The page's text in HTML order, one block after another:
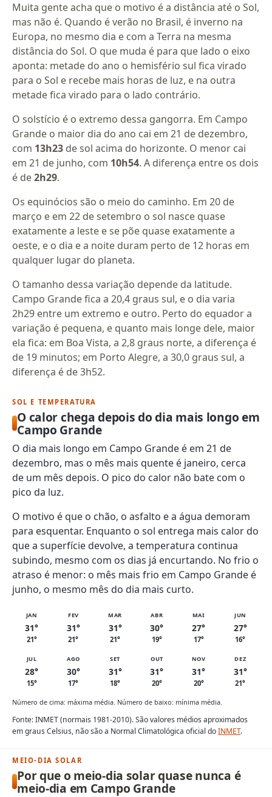
Muita gente acha que o motivo é a distância até o Sol,
mas não é. Quando é verão no Brasil, é inverno na
Europa, no mesmo dia e com a Terra na mesma
distância do Sol. O que muda é para que lado o eixo
aponta: metade do ano o hemisfério sul fica virado
para o Sol e recebe mais horas de luz, e na outra
metade fica virado para o lado contrário.
O solstício é o extremo dessa gangorra. Em Campo
Grande o maior dia do ano cai em 21 de dezembro,
com 13h23 de sol acima do horizonte. O menor cai
em 21 de junho, com 10h54. A diferença entre os dois
é de2h29.
Os equinócios são o meio do caminho. Em 20 de
março e em 22 de setembro o sol nasce quase
exatamente a leste e se põe quase exatamente a
oeste, e o dia e a noite duram perto de 12 horas em
qualquer lugar do planeta.
O tamanho dessa variação depende da latitude.
Campo Grande fica a 20,4 graus sul, e o dia varia
2h29 entre um extremo e outro. Perto do equador a
variação é pequena, e quanto mais longe dele, maior
ela fica: em Boa Vista, a 2,8 graus norte, a diferença é
de 19 minutos; em Porto Alegre, a 30,0 graus sul, a
diferença é de 3h52.
SOL E TEMPERATURA
O calor chega depois do dia mais longo em
Campo Grande
O dia mais longo em Campo Grande é em 21 de
dezembro, mas o mês mais quente é janeiro, cerca
de um mês depois. O pico do calor não bate com o
pico da luz.
O motivo é que o chão, o asfalto e a água demoram
para esquentar. Enquanto o sol entrega mais calor do
que a superfície devolve, a temperatura continua
subindo, mesmo com os dias já encurtando. No frio o
atraso é menor: o mês mais frio em Campo Grande é
junho, o mesmo mês do dia mais curto.
JAN
31°
21°
FEV
31°
21°
MAR
31°
21°
ABR
30°
19°
MAI
27°
17°
JUN
27°
16°
JUL
28°
15°
AGO
30°
17°
SET
31°
18°
OUT
31°
20°
NOV
31°
20°
DEZ
31°
21°
Número de cima: máxima média. Número de baixo: mínima média.
Fonte: INMET (normais 1981-2010). São valores médios aproximados
em graus Celsius, não são a Normal Climatológica oficial doINMET.
MEIO-DIA SOLAR
Por que o meio-dia solar quase nunca é
meio-dia em Campo Grande